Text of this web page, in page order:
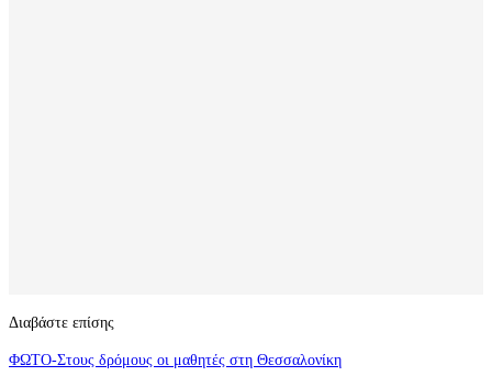
Διαβάστε επίσης
ΦΩΤΟ-Στους δρόμους οι μαθητές στη Θεσσαλονίκη